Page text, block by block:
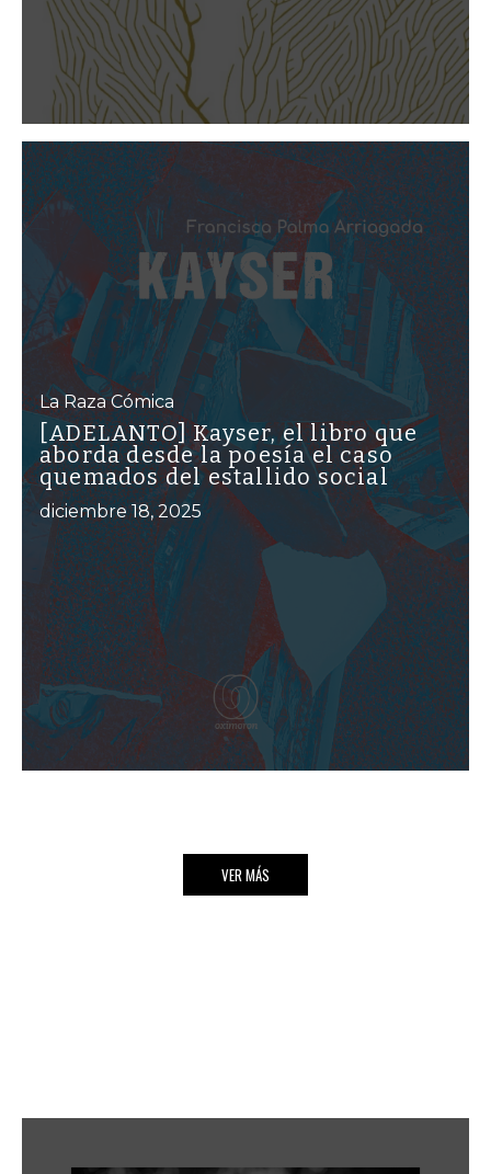
La Raza Cómica
[ADELANTO] Kayser, el libro que
aborda desde la poesía el caso
quemados del estallido social
diciembre 18, 2025
VER MÁS